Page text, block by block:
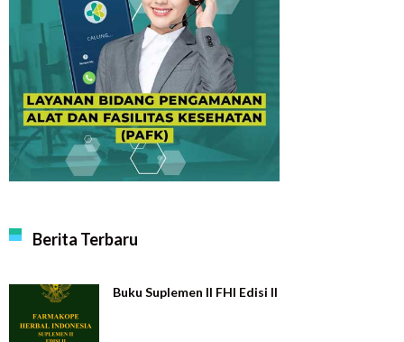
Berita Terbaru
Buku Suplemen II FHI Edisi II